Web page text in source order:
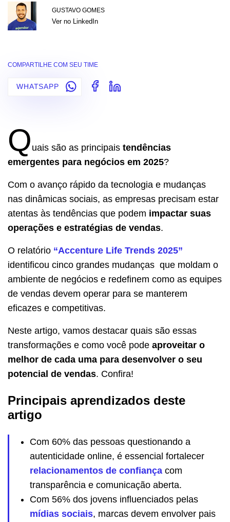
GUSTAVO GOMES
Ver no LinkedIn
COMPARTILHE COM SEU TIME
WHATSAPP
Q uais são as principais tendências
emergentes para negócios em 2025?
Com o avanço rápido da tecnologia e mudanças
nas dinâmicas sociais, as empresas precisam estar
atentas às tendências que podem impactar suas
operações e estratégias de vendas.
O relatório “Accenture Life Trends 2025”
identificou cinco grandes mudanças que moldam o
ambiente de negócios e redefinem como as equipes
de vendas devem operar para se manterem
eficazes e competitivas.
Neste artigo, vamos destacar quais são essas
transformações e como você pode aproveitar o
melhor de cada uma para desenvolver o seu
potencial de vendas. Confira!
Principais aprendizados deste
artigo
Com 60% das pessoas questionando a
autenticidade online, é essencial fortalecer
relacionamentos de confiança com
transparência e comunicação aberta.
Com 56% dos jovens influenciados pelas
mídias sociais, marcas devem envolver pais